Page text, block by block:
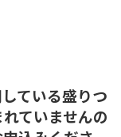
ている盛りつ
ていませんの